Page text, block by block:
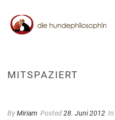
MITSPAZIERT
ByMiriam Posted28. Juni 2012 In